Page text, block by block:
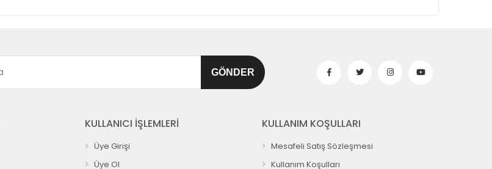
KULLANICI İŞLEMLERİ
Üye Girişi
Üye Ol
KULLANIM KOŞULLARI
Mesafeli Satış Sözleşmesi
Kullanım Koşulları